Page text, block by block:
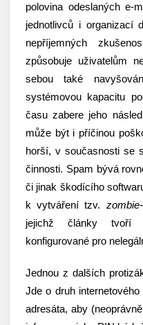
polovina odeslaných e-
jednotlivců i organizací
nepříjemných
způsobuje uživatelům
sebou také
systémovou kapacitu
času zabere jeho
může být i příčinou
horší, v současnosti se
činnosti. Spam bývá
či jinak škodícího
k vytváření tzv.
jejichž články tvoří
konfigurované pro
Jednou z dalších
Jde o druh
adresáta, aby